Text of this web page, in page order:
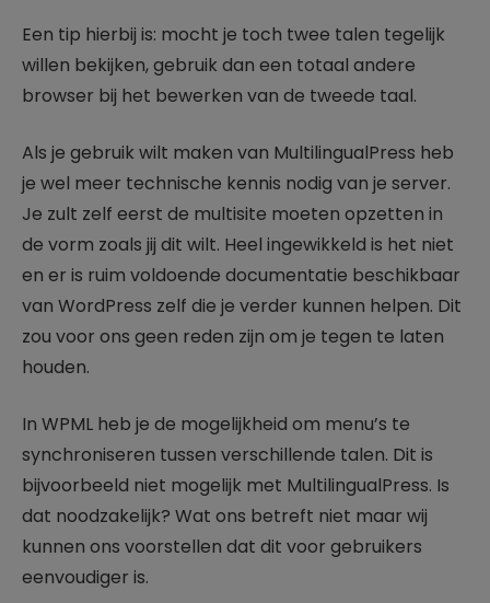
Een tip hierbij is: mocht je toch twee talen tegelijk
willen bekijken, gebruik dan een totaal andere
browser bij het bewerken van de tweede taal.
Als je gebruik wilt maken van MultilingualPress heb
je wel meer technische kennis nodig van je server.
Je zult zelf eerst de multisite moeten opzetten in
de vorm zoals jij dit wilt. Heel ingewikkeld is het niet
en er is ruim voldoende documentatie beschikbaar
van WordPress zelf die je verder kunnen helpen. Dit
zou voor ons geen reden zijn om je tegen te laten
houden.
In WPML heb je de mogelijkheid om menu’s te
synchroniseren tussen verschillende talen. Dit is
bijvoorbeeld niet mogelijk met MultilingualPress. Is
dat noodzakelijk? Wat ons betreft niet maar wij
kunnen ons voorstellen dat dit voor gebruikers
eenvoudiger is.